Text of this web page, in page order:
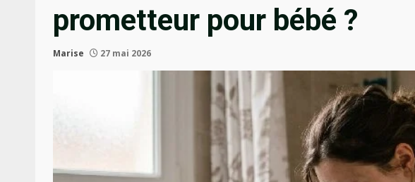
prometteur pour bébé ?
Marise 27 mai 2026